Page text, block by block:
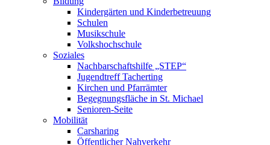
Kindergärten und Kinderbetreuung
Schulen
Musikschule
Volkshochschule
Soziales
Nachbarschaftshilfe „STEP“
Jugendtreff Tacherting
Kirchen und Pfarrämter
Begegnungsfläche in St. Michael
Senioren-Seite
Mobilität
Carsharing
Öffentlicher Nahverkehr